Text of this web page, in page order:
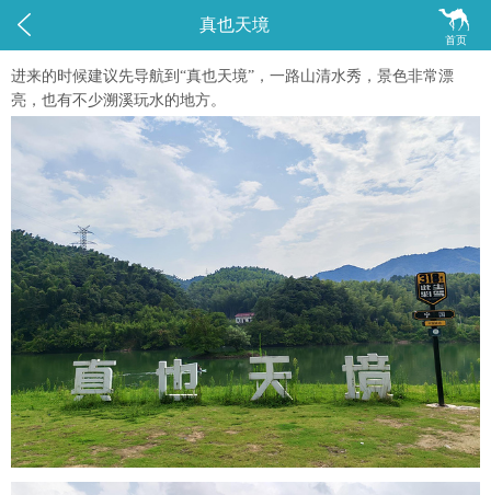
 
首页
真也天境
进来的时候建议先导航到“真也天境”，一路山清水秀，景色非常漂
亮，也有不少溯溪玩水的地方。